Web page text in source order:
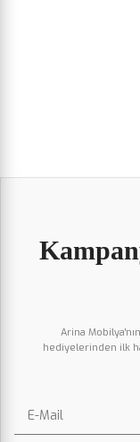
Arina
hediyelerinden ilk